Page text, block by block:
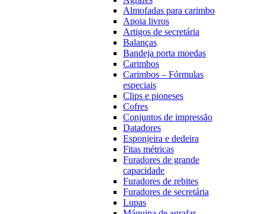
Almofadas para carimbo
Apoia livros
Artigos de secretária
Balanças
Bandeja porta moedas
Carimbos
Carimbos – Fórmulas
especiais
Clips e pioneses
Cofres
Conjuntos de impressão
Datadores
Esponjeira e dedeira
Fitas métricas
Furadores de grande
capacidade
Furadores de rebites
Furadores de secretária
Lupas